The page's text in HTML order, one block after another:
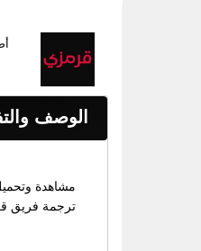
الوصف
ترجمة فريق قرمزي